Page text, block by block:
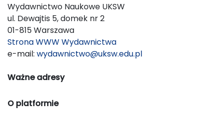
Wydawnictwo Naukowe UKSW
ul. Dewajtis 5, domek nr 2
01-815 Warszawa
Strona WWW Wydawnictwa
e-mail: wydawnictwo@uksw.edu.pl
Ważne adresy
O platformie